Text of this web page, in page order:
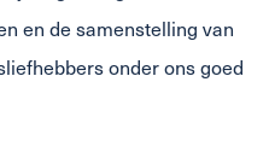
en de samenstelling van
onder ons goed